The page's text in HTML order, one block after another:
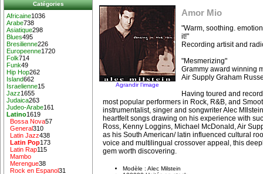
Catégories
Africaine1036
Arabe738
Asiatique298
Blues495
Bresilienne226
Europeenne1720
Folk714
Funk49
Hip Hop262
Island662
Israelienne15
Jazz1655
Judaica263
Judeo-Arabe161
Latino1619
Bossa Nova57
General310
Latin Jazz438
Latin Pop173
Latin Rap115
Mambo
Merengue38
Rock en Espanol31
Agrandir l’image
Amor Mio
"Warm, soothing.
it!"
Recording artisit and
"Mesmerizing"
Grammy award winning
Air Supply Graham
Having toured and
most popular performers in Rock, R&B, and
instrumentalist, singer and songwriter Alec
heartfelt songs drawing on his experience with
Ross, Kenny Loggins, Michael McDonald, Air
as his South American/ latin influenced cultural
voice and multilingual crossover appeal, this
gem worth discovering.
Modèle : Alec Milstein